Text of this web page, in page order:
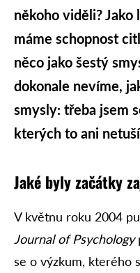
někoho viděli?
máme schopnost
něco jako šestý
dokonale nevíme,
smysly: třeba jsem
kterých to ani
Jaké byly začátky
V květnu roku 2004
Journal of Psychology
se o výzkum, kterého